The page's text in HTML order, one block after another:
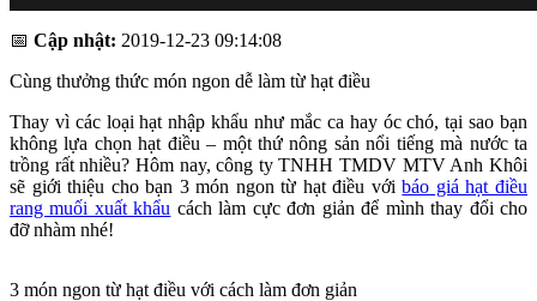
📅 Cập nhật: 2019-12-23 09:14:08
Cùng thưởng thức món ngon dễ làm từ hạt điều
Thay vì các loại hạt nhập khẩu như mắc ca hay óc chó, tại sao bạn
không lựa chọn hạt điều – một thứ nông sản nổi tiếng mà nước ta
trồng rất nhiều? Hôm nay, công ty TNHH TMDV MTV Anh Khôi
sẽ giới thiệu cho bạn 3 món ngon từ hạt điều vớibáo giá hạt điều
rang muối xuất khẩu cách làm cực đơn giản để mình thay đổi cho
đỡ nhàm nhé!
3 món ngon từ hạt điều với cách làm đơn giản